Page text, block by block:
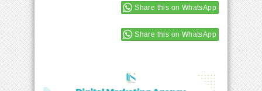
Share this on WhatsApp
Share this on WhatsApp